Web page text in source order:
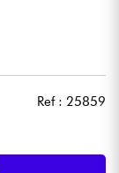
Ref : 25859